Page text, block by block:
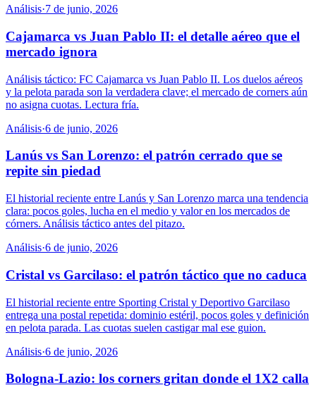
Análisis·7 de junio, 2026
Cajamarca vs Juan Pablo II: el detalle aéreo que el
mercado ignora
Análisis táctico: FC Cajamarca vs Juan Pablo II. Los duelos aéreos
y la pelota parada son la verdadera clave; el mercado de corners aún
no asigna cuotas. Lectura fría.
Análisis·6 de junio, 2026
Lanús vs San Lorenzo: el patrón cerrado que se
repite sin piedad
El historial reciente entre Lanús y San Lorenzo marca una tendencia
clara: pocos goles, lucha en el medio y valor en los mercados de
córners. Análisis táctico antes del pitazo.
Análisis·6 de junio, 2026
Cristal vs Garcilaso: el patrón táctico que no caduca
El historial reciente entre Sporting Cristal y Deportivo Garcilaso
entrega una postal repetida: dominio estéril, pocos goles y definición
en pelota parada. Las cuotas suelen castigar mal ese guion.
Análisis·6 de junio, 2026
Bologna-Lazio: los corners gritan donde el 1X2 calla